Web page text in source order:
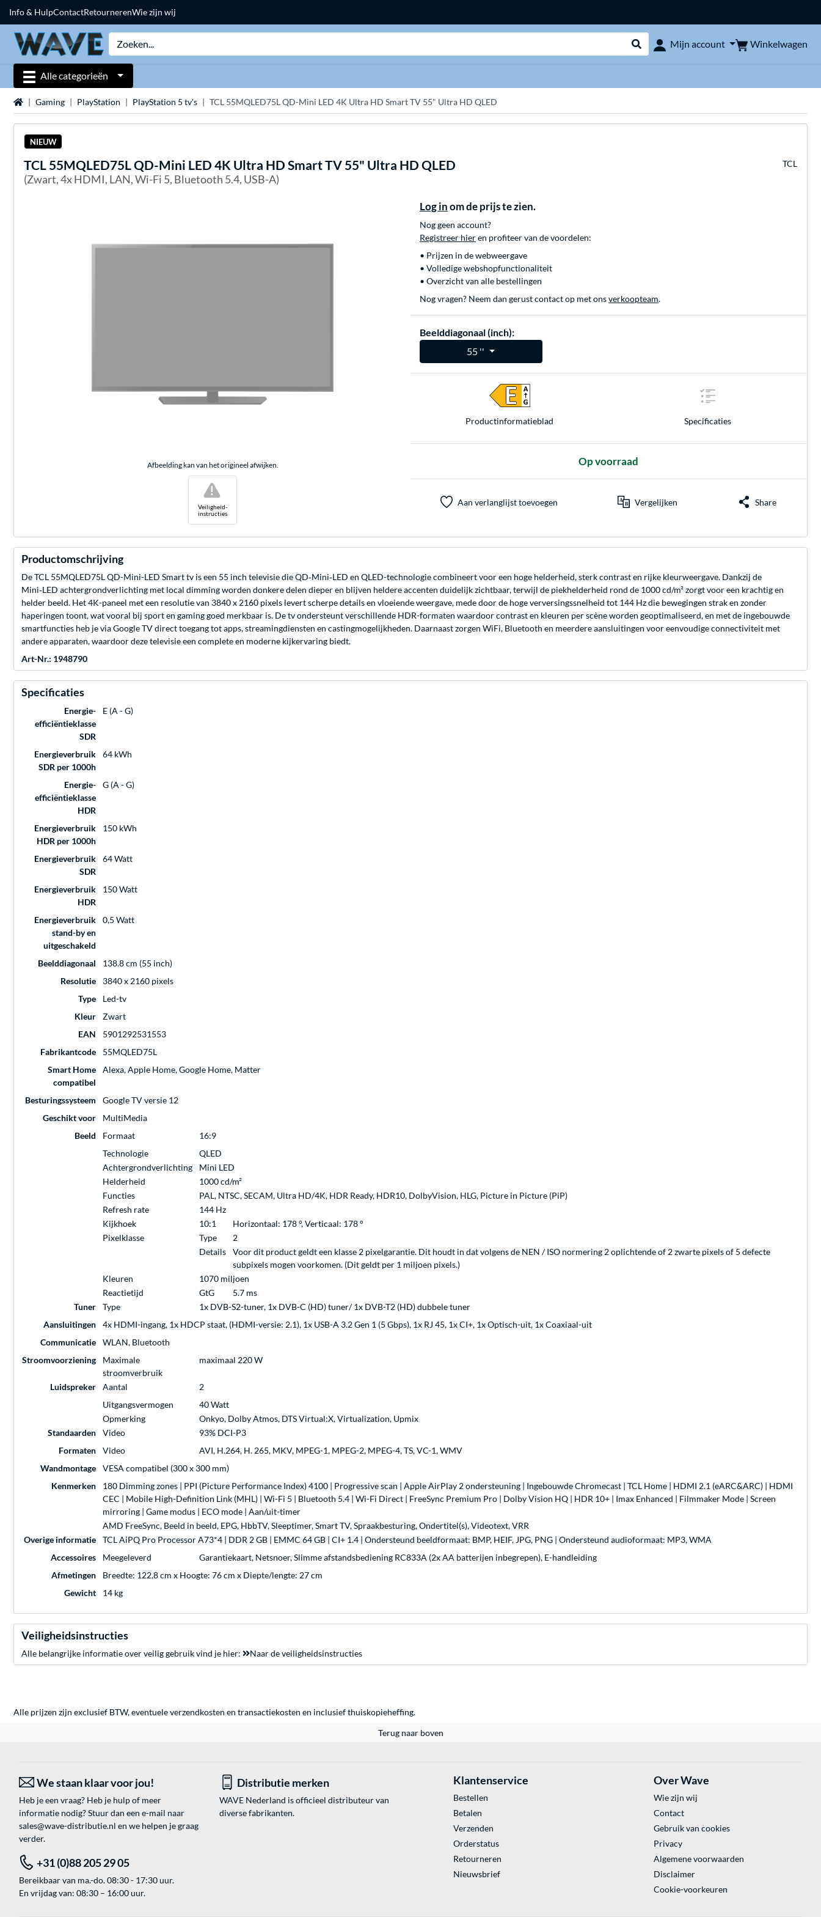
Info & HulpContactRetournerenWie zijn wij
Webshop doorzoeken
Mijn account Winkelwagen
Alle categorieën
HomeGaming PlayStation PlayStation 5 tv's TCL 55MQLED75L QD-Mini LED 4K Ultra HD Smart TV 55" Ultra HD QLED
NIEUW
TCL 55MQLED75L QD-Mini LED 4K Ultra HD Smart TV 55" Ultra HD QLED
(Zwart, 4x HDMI, LAN, Wi-Fi 5, Bluetooth 5.4, USB-A)
TCL
Afbeelding kan van het origineel afwijken.
Veiligheid-
instructies
!
Log in om de prijs te zien.
Nog geen account?
Registreer hieren profiteer van de voordelen:
• Prijzen in de webweergave
• Volledige webshopfunctionaliteit
• Overzicht van alle bestellingen
Nog vragen? Neem dan gerust contact op met onsverkoopteam.
Beelddiagonaal (inch):
55 ''
Product­informatieblad Specificaties
Op voorraad
Aan verlanglijst toevoegen Vergelijken Share
Productomschrijving
De TCL 55MQLED75L QD-Mini-LED Smart tv is een 55 inch televisie die QD‑Mini‑LED en QLED-technologie combineert voor een hoge helderheid, sterk contrast en rijke kleurweergave. Dankzij de
Mini‑LED achtergrondverlichting met local dimming worden donkere delen dieper en blijven heldere accenten duidelijk zichtbaar, terwijl de piekhelderheid rond de 1000 cd/m² zorgt voor een krachtig en
helder beeld. Het 4K-paneel met een resolutie van 3840 x 2160 pixels levert scherpe details en vloeiende weergave, mede door de hoge verversingssnelheid tot 144 Hz die bewegingen strak en zonder
haperingen toont, wat vooral bij sport en gaming goed merkbaar is. De tv ondersteunt verschillende HDR-formaten waardoor contrast en kleuren per scène worden geoptimaliseerd, en met de ingebouwde
smartfuncties heb je via Google TV direct toegang tot apps, streamingdiensten en castingmogelijkheden. Daarnaast zorgen WiFi, Bluetooth en meerdere aansluitingen voor eenvoudige connectiviteit met
andere apparaten, waardoor deze televisie een complete en moderne kijkervaring biedt.
Art-Nr.: 1948790
Specificaties
Energie-
efficiëntieklasse
SDR
E (A - G)
Energieverbruik
SDR per 1000h
64 kWh
Energie-
efficiëntieklasse
HDR
G (A - G)
Energieverbruik
HDR per 1000h
150 kWh
Energieverbruik
SDR
64 Watt
Energieverbruik
HDR
150 Watt
Energieverbruik
stand-by en
uitgeschakeld
0,5 Watt
Beelddiagonaal
138.8 cm (55 inch)
Resolutie
3840 x 2160 pixels
Type
Led-tv
Kleur
Zwart
EAN
5901292531553
Fabrikantcode
55MQLED75L
Smart Home
compatibel
Alexa, Apple Home, Google Home, Matter
Besturingssysteem
Google TV versie 12
Geschikt voor
MultiMedia
Beeld
Formaat
16:9
Technologie
QLED
Achtergrondverlichting
Mini LED
Helderheid
1000 cd/m²
Functies
PAL, NTSC, SECAM, Ultra HD/4K, HDR Ready, HDR10, DolbyVision, HLG, Picture in Picture (PiP)
Refresh rate
144 Hz
Kijkhoek
10:1
Horizontaal: 178 °, Verticaal: 178 °
Pixelklasse
Type
2
Details
Voor dit product geldt een klasse 2 pixelgarantie. Dit houdt in dat volgens de NEN / ISO normering 2 oplichtende of 2 zwarte pixels of 5 defecte
subpixels mogen voorkomen. (Dit geldt per 1 miljoen pixels.)
Kleuren
1070 miljoen
Reactietijd
GtG
5.7 ms
Tuner
Type
1x DVB-S2-tuner, 1x DVB-C (HD) tuner/ 1x DVB-T2 (HD) dubbele tuner
Aansluitingen
4x HDMI-ingang, 1x HDCP staat, (HDMI-versie: 2.1), 1x USB-A 3.2 Gen 1 (5 Gbps), 1x RJ 45, 1x CI+, 1x Optisch-uit, 1x Coaxiaal-uit
Communicatie
WLAN, Bluetooth
Stroomvoorziening
Maximale
stroomverbruik
maximaal 220 W
Luidspreker Aantal
2
Uitgangsvermogen
40 Watt
Opmerking
Onkyo, Dolby Atmos, DTS Virtual:X, Virtualization, Upmix
Standaarden
Video
93% DCI-P3
Formaten
Video
AVI, H.264, H. 265, MKV, MPEG-1, MPEG-2, MPEG-4, TS, VC-1, WMV
Wandmontage
VESA compatibel (300 x 300 mm)
Kenmerken
180 Dimming zones | PPI (Picture Performance Index) 4100 | Progressive scan | Apple AirPlay 2 ondersteuning | Ingebouwde Chromecast | TCL Home | HDMI 2.1 (eARC&ARC) | HDMI
CEC | Mobile High-Definition Link (MHL) | Wi-Fi 5 | Bluetooth 5.4 | Wi-Fi Direct | FreeSync Premium Pro | Dolby Vision HQ | HDR 10+ | Imax Enhanced | Filmmaker Mode | Screen
mirroring | Game modus | ECO mode | Aan/uit-timer
AMD FreeSync, Beeld in beeld, EPG, HbbTV, Sleeptimer, Smart TV, Spraakbesturing, Ondertitel(s), Videotext, VRR
Overige informatie
TCL AiPQ Pro Processor A73*4 | DDR 2 GB | EMMC 64 GB | CI+ 1.4 | Ondersteund beeldformaat: BMP, HEIF, JPG, PNG | Ondersteund audioformaat: MP3, WMA
Accessoires
Meegeleverd
Garantiekaart, Netsnoer, Slimme afstandsbediening RC833A (2x AA batterijen inbegrepen), E-handleiding
Afmetingen
Breedte: 122,8 cm x Hoogte: 76 cm x Diepte/lengte: 27 cm
Gewicht
14 kg
Veiligheidsinstructies
Alle belangrijke informatie over veilig gebruik vind je hier: Naar de veiligheidsinstructies
Alle prijzen zijn exclusief BTW, eventuele verzendkosten en transactiekosten en inclusief thuiskopieheffing.
Terug naar boven
We staan klaar voor jou!
Heb je een vraag? Heb je hulp of meer
informatie nodig? Stuur dan een e-mail naar
sales@wave-distributie.nl en we helpen je graag
verder.
Distributie merken
WAVE Nederland is officieel distributeur van
diverse fabrikanten.
+31 (0)88 205 29 05
Bereikbaar van ma.-do. 08:30 - 17:30 uur.
En vrijdag van: 08:30 – 16:00 uur.
Klantenservice
Bestellen
Betalen
Verzenden
Orderstatus
Retourneren
Nieuwsbrief
Over Wave
Wie zijn wij
Contact
Gebruik van cookies
Privacy
Algemene voorwaarden
Disclaimer
Cookie-voorkeuren